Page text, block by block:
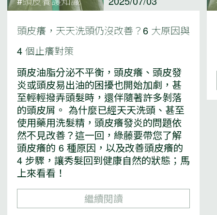
頭皮癢，天天洗頭仍沒改善？6 大原因與
4 個止癢對策
頭皮油脂分泌不平衡，頭皮癢、頭皮發
炎或頭皮易出油的困擾也開始加劇，甚
至輕輕撥弄頭髮時，還伴隨著許多剝落
的頭皮屑。 為什麼已經天天洗頭、甚至
使用藥用洗髮精，頭皮癢發炎的問題依
然不見改善？這一回，綠藤要帶您了解
頭皮癢的 6 種原因，以及改善頭皮癢的
4 步驟，讓秀髮回到健康自然的狀態；馬
上來看看！
繼續閱讀